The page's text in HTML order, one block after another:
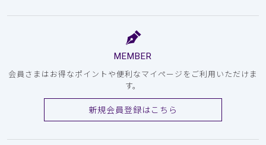
MEMBER
会員さまはお得なポイントや便利なマイページをご利用いただけま
す。
新規会員登録はこちら